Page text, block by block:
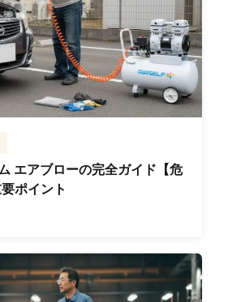
エアブローの完全ガイド【危
ポイント